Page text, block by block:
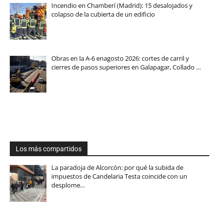
Incendio en Chamberí (Madrid): 15 desalojados y
colapso de la cubierta de un edificio
Obras en la A-6 enagosto 2026: cortes de carril y
cierres de pasos superiores en Galapagar, Collado …
Los más compartidos
La paradoja de Alcorcón: por qué la subida de
impuestos de Candelaria Testa coincide con un
desplome…